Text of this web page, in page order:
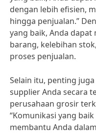
dengan lebih efisien,
hingga penjualan.”
yang baik, Anda
barang, kelebihan
proses penjualan.
Selain itu, penting
supplier Anda secara
perusahaan grosir
“Komunikasi yang
membantu Anda